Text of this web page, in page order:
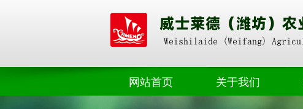
网站首页 关于我们